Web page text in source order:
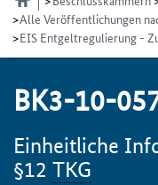
Alle Veröffentlichungen
EIS Entgeltregulierung -
BK3-10-
Einheitliche
§12 TKG